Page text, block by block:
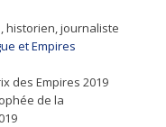
historien, journaliste
des Empires 2019
de la